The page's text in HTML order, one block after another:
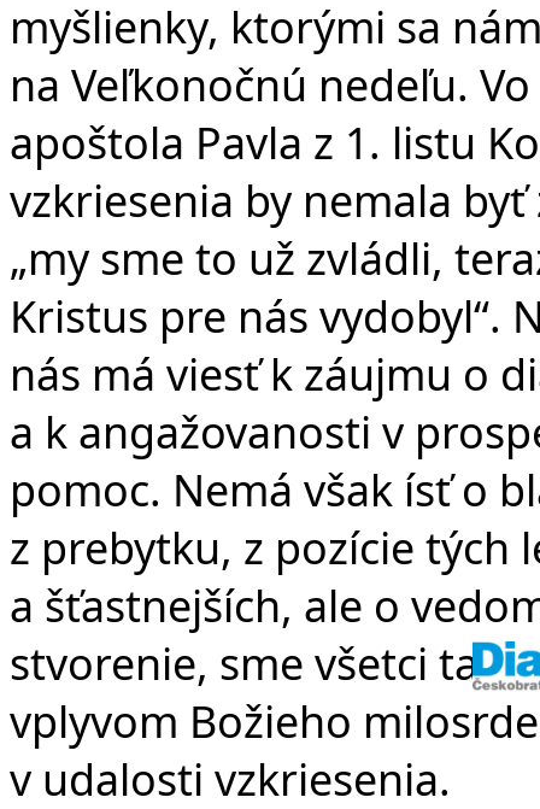
v
myšlienky, ktorými sa
na Veľkonočnú nedeľu.
apoštola Pavla z 1. listu
vzkriesenia by nemala
„my sme to už zvládli,
Kristus pre nás vydobyl“.
nás má viesť k záujmu o
a k angažovanosti v
pomoc. Nemá však ísť o
z prebytku, z pozície tých
a šťastnejších, ale o
stvorenie, sme všetci
vplyvom Božieho
v udalosti vzkriesenia.